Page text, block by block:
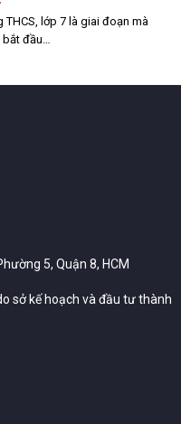
lớp 7 là giai đoạn mà
bắt đầu…
5, Quận 8, HCM
sở kế hoạch và đầu tư thành